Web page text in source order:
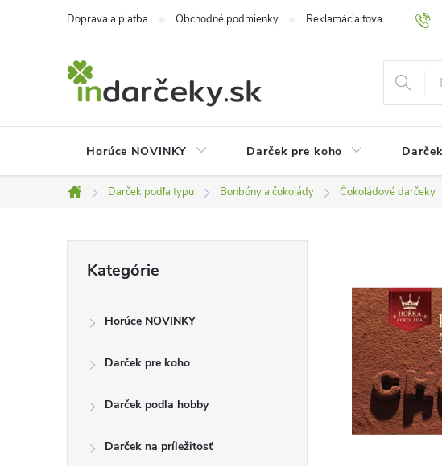
Doprava a platba Obchodné podmienky Reklamácia tovaru
Horúce NOVINKY Darček pre koho
Domov
Darček podľa typu Bonbóny a čokolády Čokoládové darčeky
kategórie
Kategórie
Horúce NOVINKY
Darček pre koho
Darček podľa hobby
Darček na príležitosť